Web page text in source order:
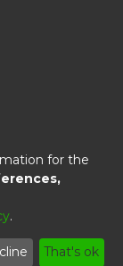
Feedback
for the
.
That's ok